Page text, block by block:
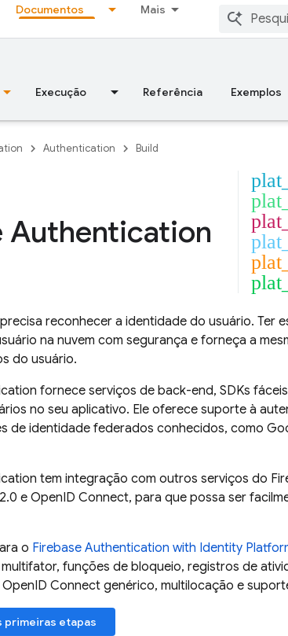
Documentos Mais
Execução Referência Exemplos
Authentication Build
Authentication
reconhecer a identidade do usuário. Ter
na nuvem com segurança e forneça a
do usuário.
fornece serviços de back-end, SDKs
no seu aplicativo. Ele oferece suporte à
de identidade federados conhecidos, como
tem integração com outros serviços do
e OpenID Connect, para que possa ser
o Firebase Authentication with Identity
funções de bloqueio, registros de
Connect genérico, multilocação e
primeiras etapas